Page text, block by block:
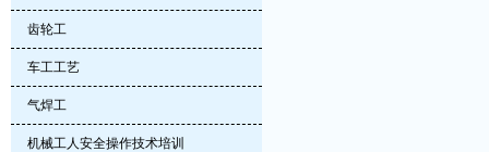
齿轮工
车工工艺
气焊工
机械工人安全操作技术培训